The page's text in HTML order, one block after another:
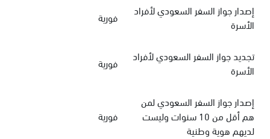
‏إصدار جواز السفر السعودي‏‏ لأفراد
الأسرة
فورية
‏تجديد جواز السفر السعودي‏ لأفراد
الأسرة
فورية
إصدار جواز السفر السعودي لمن
هم أقل من 10 سنوات وليست
لديهم هوية وطنية
فورية